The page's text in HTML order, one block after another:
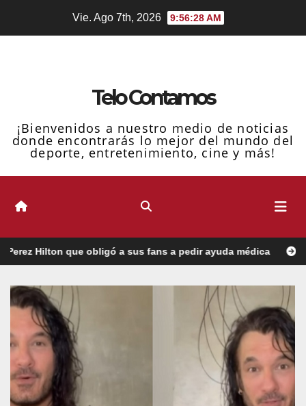
Vie. Ago 7th, 2026 9:56:29 AM
Telo Contamos
¡Bienvenidos a nuestro medio de noticias
donde encontrarás lo mejor del mundo del
deporte, entretenimiento, cine y más!
a sus fans a pedir ayuda médica Luis Arráez debutó